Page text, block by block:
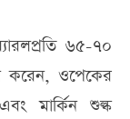
৬৫-৭০
করেন, ওপেকের
মার্কিন শুল্ক